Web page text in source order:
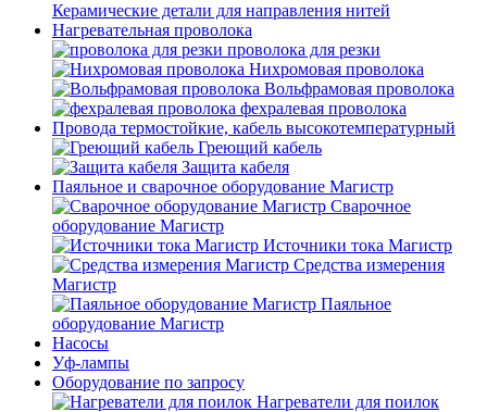
Керамические детали для направления нитей
Нагревательная проволока
проволока для резки
Нихромовая проволока
Вольфрамовая проволока
фехралевая проволока
Провода термостойкие, кабель высокотемпературный
Греющий кабель
Защита кабеля
Паяльное и сварочное оборудование Магистр
Сварочное
оборудование Магистр
Источники тока Магистр
Средства измерения
Магистр
Паяльное
оборудование Магистр
Насосы
Уф-лампы
Оборудование по запросу
Нагреватели для поилок